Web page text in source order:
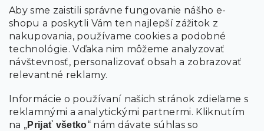
Aby sme zaistili správne fungovanie nášho e-
shopu a poskytli Vám ten najlepší zážitok z
nakupovania, používame cookies a podobné
technológie. Vďaka nim môžeme analyzovať
návštevnosť, personalizovať obsah a zobrazovať
relevantné reklamy.
Informácie o používaní našich stránok zdieľame s
reklamnými a analytickými partnermi. Kliknutím
na „Prijať všetko“ nám dávate súhlas so
Vložením údajov súhlasíte s podmienkami ochrany
osobných údajov
PRIHLÁSIŤ SA